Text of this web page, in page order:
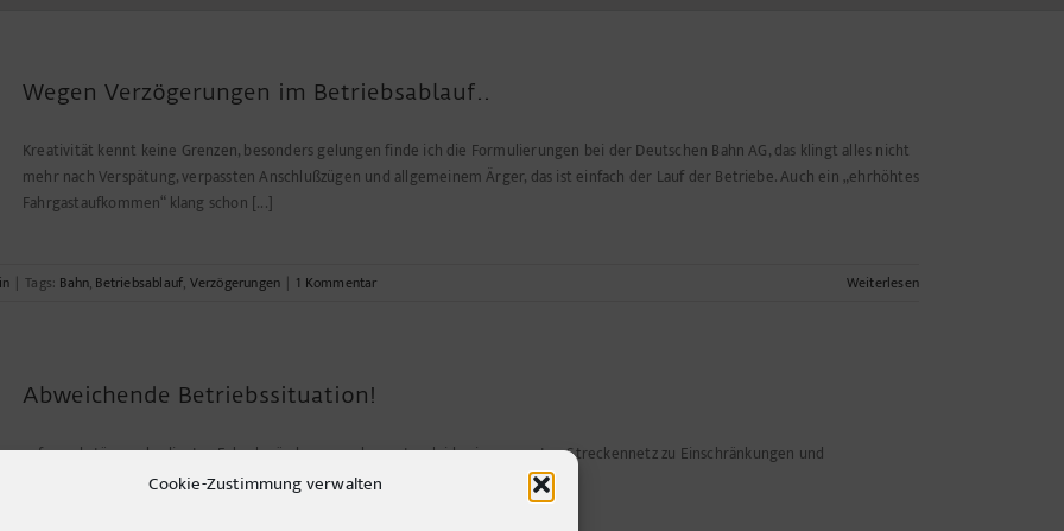
Cookie-Zustimmung verwalten
Wegen Verzögerungen im Betriebsablauf..
Kreativität kennt keine Grenzen, besonders gelungen finde ich die Formulierungen bei der Deutschen Bahn AG, das klingt alles nicht
mehr nach Verspätung, verpassten Anschlußzügen und allgemeinem Ärger, das ist einfach der Lauf der Betriebe. Auch ein „ehrhöhtes
Fahrgastaufkommen“ klang schon [...]
| Tags: Bahn, Betriebsablauf, Verzögerungen | 1 Kommentar Weiterlesen
Abweichende Betriebssituation!
aufgrund störungsbedingter Fahrplanänderungen kommt es leider im gesamten Streckennetz zu Einschränkungen und
Verspätungen - na so was.